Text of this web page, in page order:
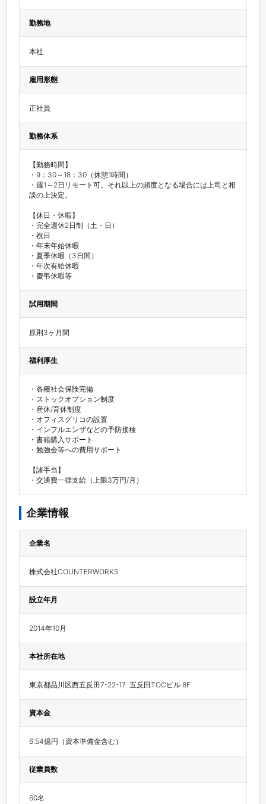
勤務地
本社
雇用形態
正社員
勤務体系
【勤務時間】
・9：30～18：30（休憩1時間）
・週1～2日リモート可。それ以上の頻度となる場合には上司と相
談の上決定。
【休日・休暇】
・完全週休2日制（土・日）
・祝日
・年末年始休暇
・夏季休暇（3日間）
・年次有給休暇
・慶弔休暇等
試用期間
原則3ヶ月間
福利厚生
・各種社会保険完備
・ストックオプション制度
・産休/育休制度
・オフィスグリコの設置
・インフルエンザなどの予防接種
・書籍購入サポート
・勉強会等への費用サポート
【諸手当】
・交通費一律支給（上限3万円/月）
企業情報
企業名
株式会社COUNTERWORKS
設立年月
2014年10月
本社所在地
東京都品川区西五反田7-22-17  五反田TOCビル 8F
資本金
6.54億円（資本準備金含む）
従業員数
60名